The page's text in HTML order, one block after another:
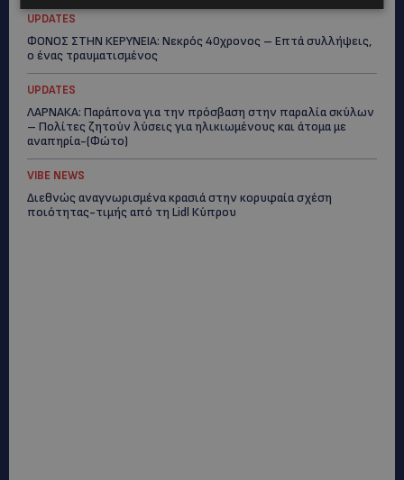
UPDATES
ΦΟΝΟΣ ΣΤΗΝ ΚΕΡΥΝΕΙΑ: Νεκρός 40χρονος – Επτά συλλήψεις,
ο ένας τραυματισμένος
UPDATES
ΛΑΡΝΑΚΑ: Παράπονα για την πρόσβαση στην παραλία σκύλων
– Πολίτες ζητούν λύσεις για ηλικιωμένους και άτομα με
αναπηρία-(Φώτο)
VIBE NEWS
Διεθνώς αναγνωρισμένα κρασιά στην κορυφαία σχέση
ποιότητας-τιμής από τη Lidl Κύπρου